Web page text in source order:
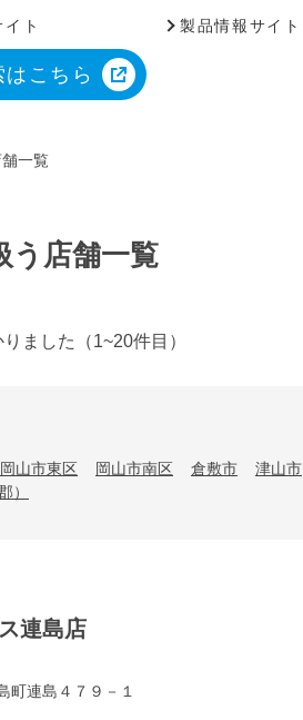
ト 製品情報サイト
はこちら
一覧
う店舗一覧
ました （1~20件目）
岡山市東区 岡山市南区 倉敷市 津山市
）
連島店
町連島４７９－１